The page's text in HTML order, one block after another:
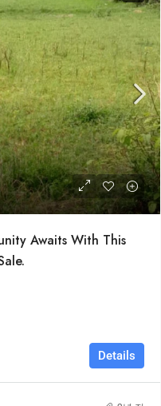
Awaits With This
Details
Studio